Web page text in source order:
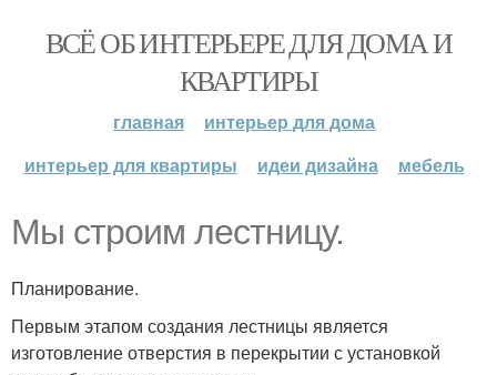
ВСЁ ОБ ИНТЕРЬЕРЕ ДЛЯ ДОМА И
КВАРТИРЫ
главная
интерьер для дома
интерьер для квартиры
идеи дизайна мебель
Мы строим лестницу.
Планирование.
Первым этапом создания лестницы является
изготовление отверстия в перекрытии с установкой